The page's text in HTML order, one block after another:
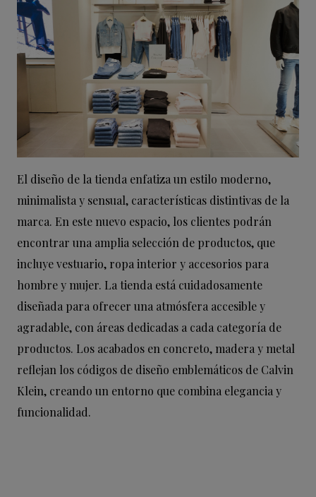
El diseño de la tienda enfatiza un estilo moderno,
minimalista y sensual, características distintivas de la
marca. En este nuevo espacio, los clientes podrán
encontrar una amplia selección de productos, que
incluye vestuario, ropa interior y accesorios para
hombre y mujer. La tienda está cuidadosamente
diseñada para ofrecer una atmósfera accesible y
agradable, con áreas dedicadas a cada categoría de
productos. Los acabados en concreto, madera y metal
reflejan los códigos de diseño emblemáticos de Calvin
Klein, creando un entorno que combina elegancia y
funcionalidad.